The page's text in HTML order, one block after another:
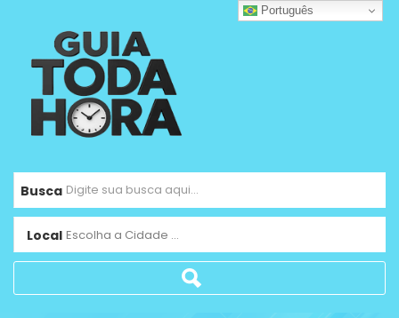
Busca
Local Escolha a Cidade ...
Português